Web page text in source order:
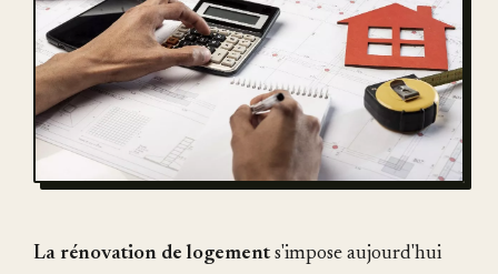
La rénovation de logement s'impose aujourd'hui